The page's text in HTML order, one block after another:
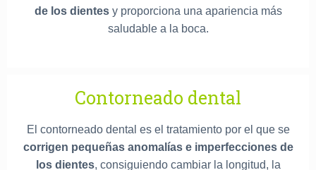
de los dientesy proporciona una apariencia más
saludable a la boca.
Contorneado dental
El contorneado dental es el tratamiento por el que se
corrigen pequeñas anomalías e imperfecciones de
los dientes, consiguiendo cambiar la longitud, la